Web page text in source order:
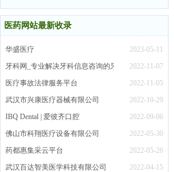
医药网站最新收录
2023-05-11
华盛医疗
2022-11-07
牙科网_专业解决牙科信息咨询的牙科网站
2022-11-05
医疗事故法律服务平台
2022-10-29
武汉市兴康医疗器械有限公司
2022-09-06
IBQ Dental | 爱彼齐口腔
2022-05-30
佛山市科翔医疗设备有限公司
2022-05-26
药都惠集采云平台
2022-04-15
武汉百达智美医学科技有限公司